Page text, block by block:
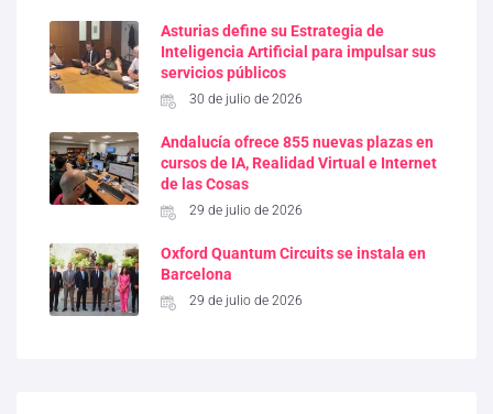
Asturias define su Estrategia de
Inteligencia Artificial para impulsar sus
servicios públicos
30 de julio de 2026
Andalucía ofrece 855 nuevas plazas en
cursos de IA, Realidad Virtual e Internet
de las Cosas
29 de julio de 2026
Oxford Quantum Circuits se instala en
Barcelona
29 de julio de 2026